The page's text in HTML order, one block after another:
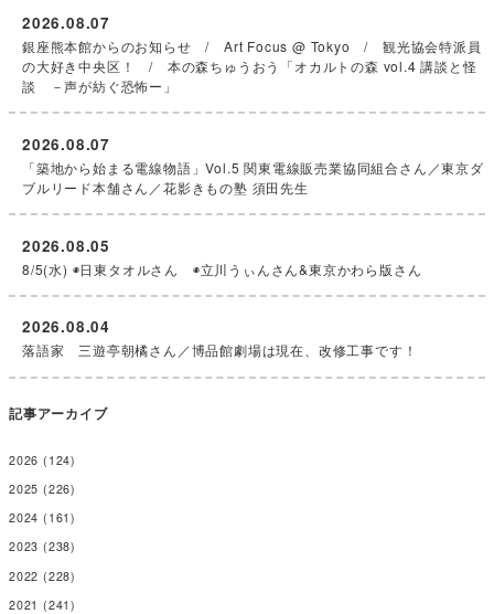
銀座熊本館からのお知らせ / Art Focus @ Tokyo / 観光協会特派員
の大好き中央区！ / 本の森ちゅうおう「オカルトの森 vol.4 講談と怪
談 －声が紡ぐ恐怖ー」
2026.08.07
「築地から始まる電線物語」Vol.5 関東電線販売業協同組合さん／東京ダ
ブルリード本舗さん／花影きもの塾 須田先生
2026.08.07
8/5(水) ◉日東タオルさん ◉立川うぃんさん&東京かわら版さん
2026.08.05
落語家 三遊亭朝橘さん／博品館劇場は現在、改修工事です！
2026.08.04
記事アーカイブ
2026 (124)
2025 (226)
2024 (161)
2023 (238)
2022 (228)
2021 (241)